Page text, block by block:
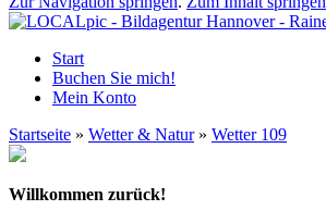
Start
Buchen Sie mich!
Mein Konto
Startseite » Wetter & Natur» Wetter 109
Willkommen zurück!